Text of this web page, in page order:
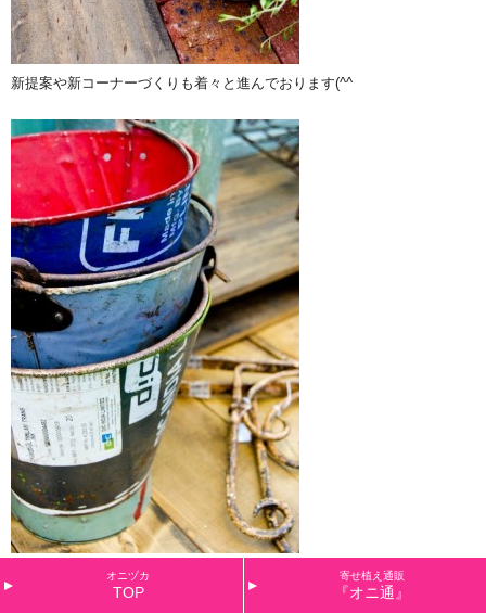
新提案や新コーナーづくりも着々と進んでおります(^^ゞ
新しい雑貨も続々入荷してます～～！！
アンティークも入荷中で～す(´～｀)
オニヅカ
TOP
寄せ植え通販
『オニ通』